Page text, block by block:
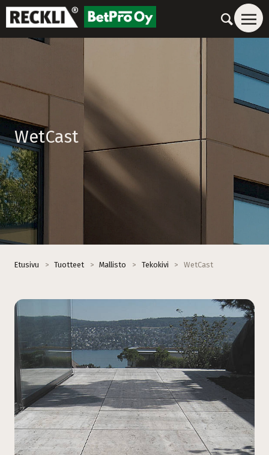
WetCast
Etusivu > Tuotteet > Mallisto > Tekokivi > WetCast